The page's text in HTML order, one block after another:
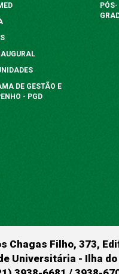
DE GESTÃO E
- PGD
PÓS-
Chagas Filho, 373,
Universitária - Ilha